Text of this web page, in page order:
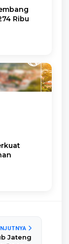
Ribu
Jateng